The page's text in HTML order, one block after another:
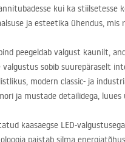
kui ka stiilsetesse
ja esteetika ühendus,
peegeldab valgust kaunilt,
valgustus sobib suurepäraselt
modern classic- ja
ja mustade detailidega,
kaasaegse LED-
paistab silma